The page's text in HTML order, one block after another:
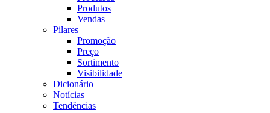
Produtos
Vendas
Pilares
Promoção
Preço
Sortimento
Visibilidade
Dicionário
Notícias
Tendências